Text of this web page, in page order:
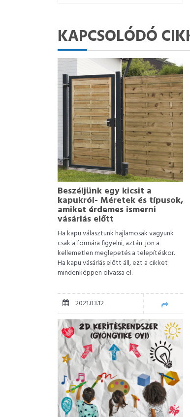
KAPCSOLÓDÓ
Beszéljünk egy kicsit a
kapukról- Méretek és típusok,
amiket érdemes ismerni
vásárlás előtt
Ha kapu választunk hajlamosak vagyunk
csak a formára figyelni, aztán jön a
kellemetlen meglepetés a telepítéskor.
Ha kapu vásárlás előtt áll, ezt a cikket
mindenképpen olvassa el.
2021.03.12